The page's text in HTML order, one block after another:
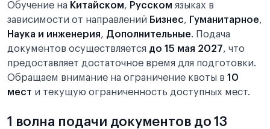
Обучение на Китайском, Русском языках в
зависимости от направлений Бизнес, Гуманитарное,
Наука и инженерия, Дополнительные. Подача
документов осуществляется до 15 мая 2027, что
предоставляет достаточное время для подготовки.
Обращаем внимание на ограничение квоты в 10
мест и текущую ограниченность доступных мест.
1 волна подачи документов до 13